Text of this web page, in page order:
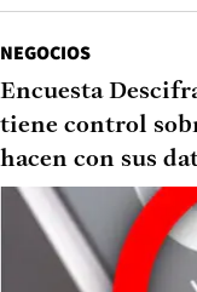
NEGOCIOS
Encuesta
tiene control
hacen con sus